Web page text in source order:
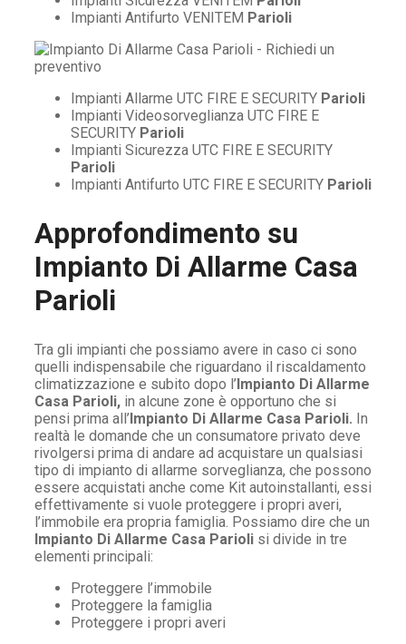
Impianti Antifurto VENITEM Parioli
Impianti Allarme UTC FIRE E SECURITY Parioli
Impianti Videosorveglianza UTC FIRE E
SECURITY Parioli
Impianti Sicurezza UTC FIRE E SECURITY
Parioli
Impianti Antifurto UTC FIRE E SECURITY Parioli
Approfondimento su
Impianto Di Allarme Casa
Parioli
Tra gli impianti che possiamo avere in caso ci sono
quelli indispensabile che riguardano il riscaldamento
climatizzazione e subito dopo l’Impianto Di Allarme
Casa Parioli, in alcune zone è opportuno che si
pensi prima all’Impianto Di Allarme Casa Parioli. In
realtà le domande che un consumatore privato deve
rivolgersi prima di andare ad acquistare un qualsiasi
tipo di impianto di allarme sorveglianza, che possono
essere acquistati anche come Kit autoinstallanti, essi
effettivamente si vuole proteggere i propri averi,
l’immobile era propria famiglia. Possiamo dire che un
Impianto Di Allarme Casa Parioli si divide in tre
elementi principali:
Proteggere l’immobile
Proteggere la famiglia
Proteggere i propri averi